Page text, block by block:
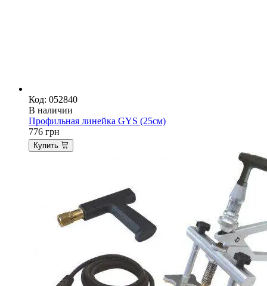
Код: 052840
В наличии
Профильная линейка GYS (25см)
776 грн
Купить